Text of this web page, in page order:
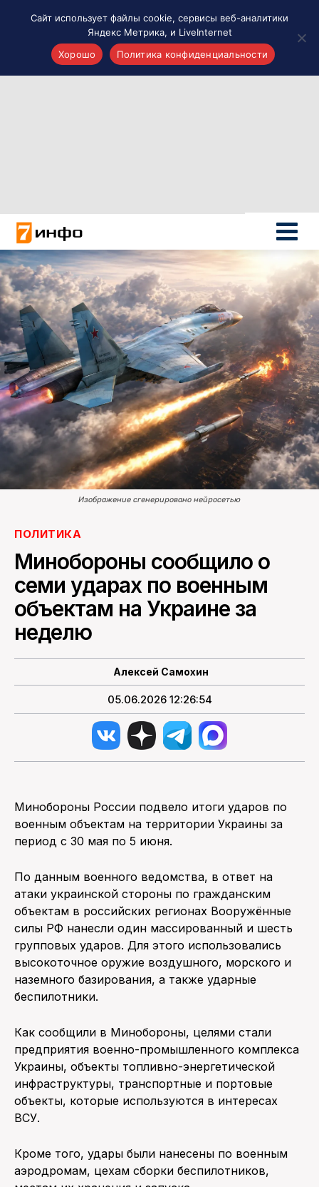
Новости России
Политика
Новости мира
Все материалы 7инфо
О НАС
ПОИСК ПО САЙТУ
Изображение сгенерировано нейросетью
ПОЛИТИКА
Минобороны сообщило о
семи ударах по военным
объектам на Украине за
неделю
Алексей Самохин
05.06.2026 12:26:54
Минобороны России подвело итоги ударов по
военным объектам на территории Украины за
период с 30 мая по 5 июня.
По данным военного ведомства, в ответ на
атаки украинской стороны по гражданским
объектам в российских регионах Вооружённые
силы РФ нанесли один массированный и шесть
групповых ударов. Для этого использовались
высокоточное оружие воздушного, морского и
наземного базирования, а также ударные
беспилотники.
Как сообщили в Минобороны, целями стали
предприятия военно-промышленного комплекса
Украины, объекты топливно-энергетической
инфраструктуры, транспортные и портовые
объекты, которые используются в интересах
ВСУ.
Кроме того, удары были нанесены по военным
аэродромам, цехам сборки беспилотников,
Сайт использует файлы cookie, сервисы веб-аналитики
Яндекс Метрика, и LiveInternet
Хорошо
Политика конфиденциальности